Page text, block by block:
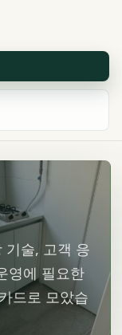
기술, 고객 응
영에 필요한
드로 모았습